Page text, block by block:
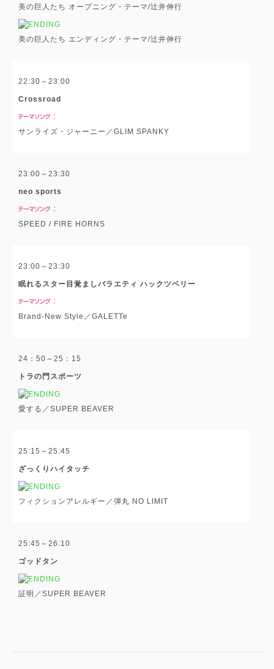
美の巨人たち オープニング・テーマ/辻井伸行
美の巨人たち エンディング・テーマ/辻井伸行
22:30～23:00
Crossroad
サンライズ・ジャーニー／GLIM SPANKY
23:00～23:30
neo sports
SPEED / FIRE HORNS
23:00～23:30
眠れるスター目覚ましバラエティ ハックツベリー
Brand-New Style／GALETTe
24：50～25：15
トラの門スポーツ
愛する／SUPER BEAVER
25:15～25:45
ざっくりハイタッチ
フィクションアレルギー／弾丸 NO LIMIT
25:45～26:10
ゴッドタン
証明／SUPER BEAVER